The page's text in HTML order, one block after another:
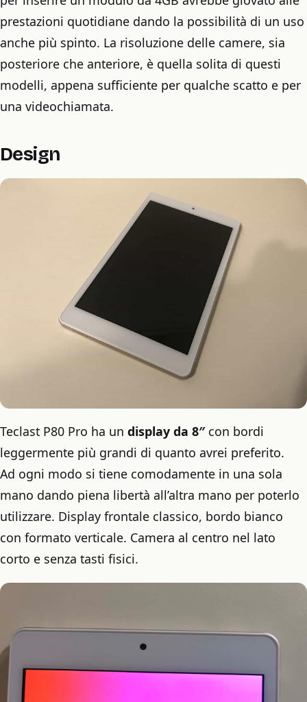
prestazioni quotidiane dando la possibilità di un uso
anche più spinto. La risoluzione delle camere, sia
posteriore che anteriore, è quella solita di questi
modelli, appena sufficiente per qualche scatto e per
una videochiamata.
Design
Teclast P80 Pro ha un display da 8″con bordi
leggermente più grandi di quanto avrei preferito.
Ad ogni modo si tiene comodamente in una sola
mano dando piena libertà all’altra mano per poterlo
utilizzare. Display frontale classico, bordo bianco
con formato verticale. Camera al centro nel lato
corto e senza tasti fisici.